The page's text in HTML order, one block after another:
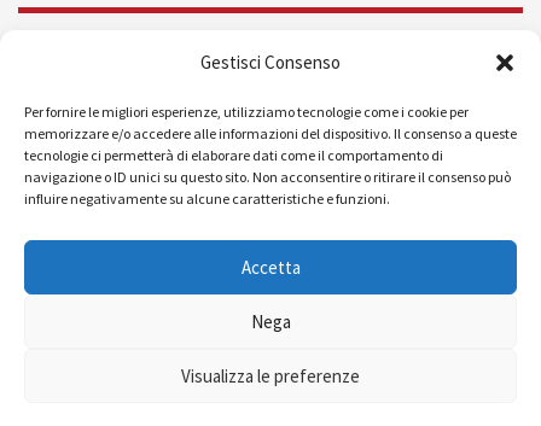
Gestisci Consenso
Per fornire le migliori esperienze, utilizziamo tecnologie come i cookie per
memorizzare e/o accedere alle informazioni del dispositivo. Il consenso a queste
tecnologie ci permetterà di elaborare dati come il comportamento di
navigazione o ID unici su questo sito. Non acconsentire o ritirare il consenso può
influire negativamente su alcune caratteristiche e funzioni.
Accetta
Nega
Visualizza le preferenze
Formazione Politica
Eventi